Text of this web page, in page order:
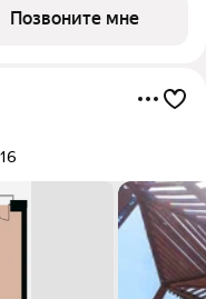
просто
Позвоните мне